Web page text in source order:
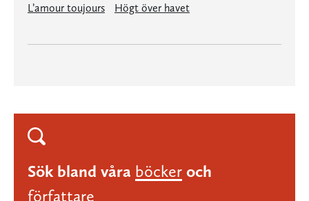
L’amour toujours Högt över havet
Sök bland våra böcker och
författare